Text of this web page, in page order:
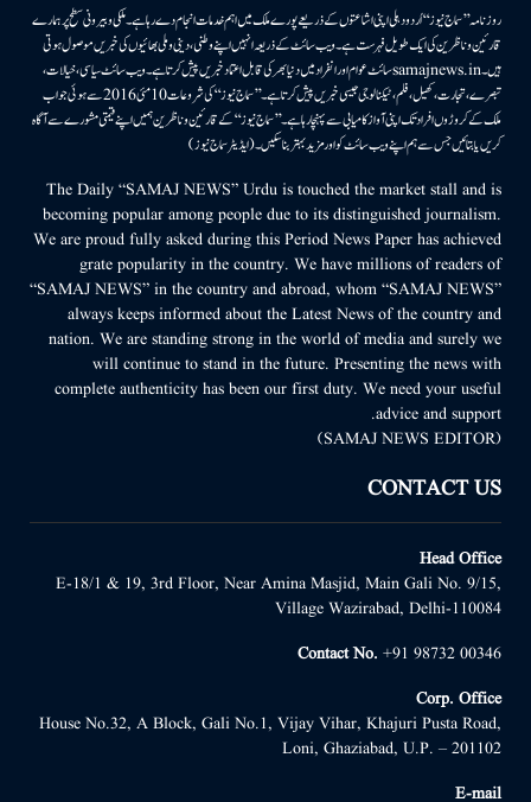
روزنامہ ’’سماج نیوز‘‘ اُردو دہلی اپنی اشاعتوں کے ذریعے پورے ملک میں اہم خدمات انجام دے رہا ہے۔ ملکی وبیرونی سطح پر ہمارے
قارئین وناظرین کی ایک طویل فہرست ہے۔ ویب سائٹ کے ذریعہ انہیں اپنے وطنی، دینی وملی بھائیوں کی خبریں موصول ہوتی
ہیں۔samajnews.inسائٹ عوام اور انفراد میں دنیا بھر کی قابل اعتماد خبریں پیش کرتا ہے۔ ویب سائٹ سیاسی، خیالات،
تبصرے، تجارت، کھیل، فلم، ٹیکنالوجی جیسی خبریں پیش کرتا ہے۔ ’’سماج نیوز‘‘ کی شروعات 10مئی 2016 سے ہوئی جو اب
ملک کے کروڑوں افراد تک اپنی آواز کامیابی سے پہنچا رہا ہے۔ ’’سماج نیوز‘‘ کے قارئین وناظرین ہمیں اپنے قیمتی مشورے سے آگاہ
کریں یا بتائیں جس سے ہم اپنے ویب سائٹ کو اور مزید بہتر بناسکیں۔ (ایڈیٹر سماج نیوز)
The Daily “SAMAJ NEWS” Urdu is touched the market stall and is
becoming popular among people due to its distinguished journalism.
We are proud fully asked during this Period News Paper has achieved
grate popularity in the country. We have millions of readers of
“SAMAJ NEWS” in the country and abroad, whom “SAMAJ NEWS”
always keeps informed about the Latest News of the country and
nation. We are standing strong in the world of media and surely we
will continue to stand in the future. Presenting the news with
complete authenticity has been our first duty. We need your useful
advice and support.
(SAMAJ NEWS EDITOR)
CONTACT US
Head Office
E-18/1 & 19, 3rd Floor, Near Amina Masjid, Main Gali No. 9/15,
Village Wazirabad, Delhi-110084
Contact No. +91 98732 00346
Corp. Office
House No.32, A Block, Gali No.1, Vijay Vihar, Khajuri Pusta Road,
Loni, Ghaziabad, U.P. – 201102
E-mail